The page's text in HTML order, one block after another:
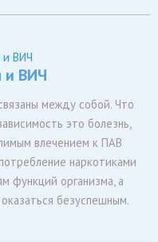
и ВИЧ
между собой. Что
это болезнь,
влечением к ПАВ
наркотиками
функций организма, а
безуспешным.